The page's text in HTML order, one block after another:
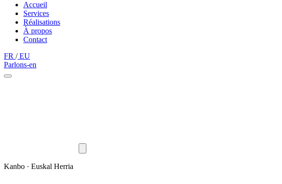
Accueil
Services
Réalisations
À propos
Contact
FR /EU
Parlons-en
Kanbo · Euskal Herria